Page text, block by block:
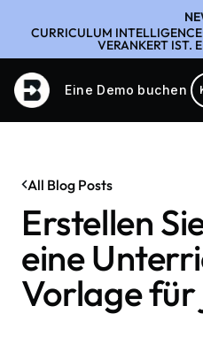
CURRICULUM
VERANKERT IST.
Eine Demo buchen
All Blog Posts
Erstellen
eine
Vorlage für